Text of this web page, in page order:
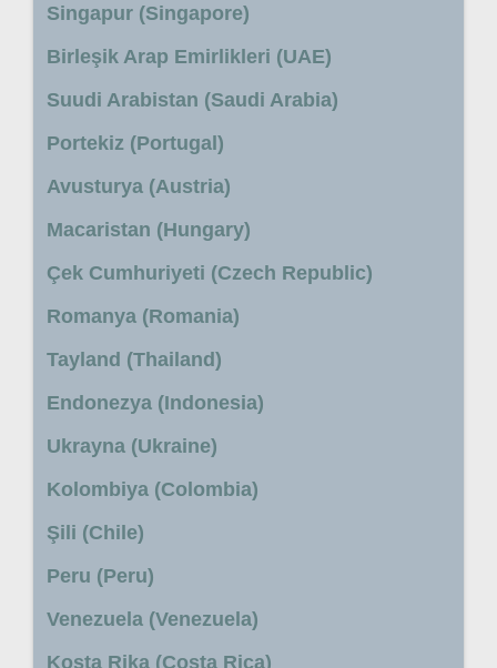
Singapur (Singapore)
Birleşik Arap Emirlikleri (UAE)
Suudi Arabistan (Saudi Arabia)
Portekiz (Portugal)
Avusturya (Austria)
Macaristan (Hungary)
Çek Cumhuriyeti (Czech Republic)
Romanya (Romania)
Tayland (Thailand)
Endonezya (Indonesia)
Ukrayna (Ukraine)
Kolombiya (Colombia)
Şili (Chile)
Peru (Peru)
Venezuela (Venezuela)
Kosta Rika (Costa Rica)